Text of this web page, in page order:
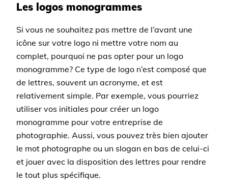
Les logos monogrammes
Si vous ne souhaitez pas mettre de l’avant une
icône sur votre logo ni mettre votre nom au
complet, pourquoi ne pas opter pour un logo
monogramme? Ce type de logo n’est composé que
de lettres, souvent un acronyme, et est
relativement simple. Par exemple, vous pourriez
utiliser vos initiales pour créer un logo
monogramme pour votre entreprise de
photographie. Aussi, vous pouvez très bien ajouter
le mot photographe ou un slogan en bas de celui-ci
et jouer avec la disposition des lettres pour rendre
le tout plus spécifique.